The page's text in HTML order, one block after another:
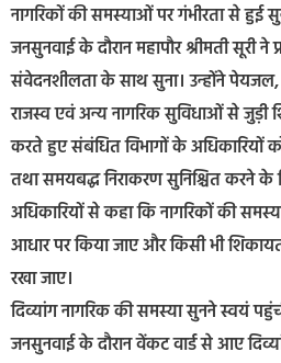
नागरिकों की समस्याओं पर गंभीरता से हुई
जनसुनवाई के दौरान महापौर श्रीमती सूरी
संवेदनशीलता के साथ सुना। उन्होंने
राजस्व एवं अन्य नागरिक सुविधाओं से जुड़ी
करते हुए संबंधित विभागों के अधिकारियों
तथा समयबद्ध निराकरण सुनिश्चित करने के
अधिकारियों से कहा कि नागरिकों की
आधार पर किया जाए और किसी भी
रखा जाए।
दिव्यांग नागरिक की समस्या सुनने स्वयं
जनसुनवाई के दौरान वेंकट वार्ड से आए